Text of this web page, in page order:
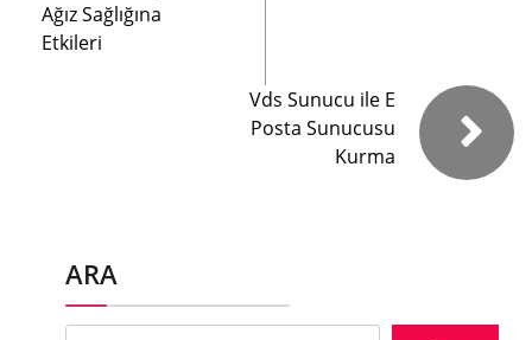
Ağız Sağlığına
Etkileri
Vds Sunucu ile E
Posta Sunucusu
Kurma
ARA